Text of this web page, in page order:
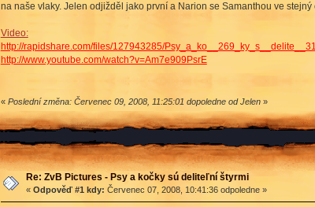
na naše vlaky. Jelen odjižděl jako první a Narion se Samanthou ve
Video:
http://rapidshare.com/files/127943285/
http://www.youtube.com/watch?v=Am7e909PsrE
« Poslední změna: Červenec 09, 2008, 11:25:01 dopoledne od Jelen»
Re: ZvB Pictures - Psy a kočky sú deliteľní štyrmi
« Odpověď #1 kdy: Červenec 07, 2008, 10:41:36 odpoledne »